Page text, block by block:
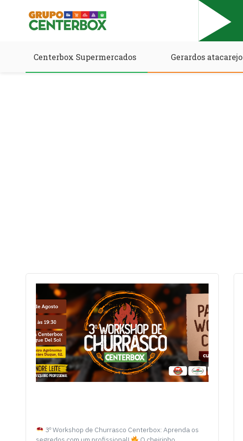
Centerbox Supermercados Gerardos atacarejo
3º Workshop de Churrasco Centerbox: Aprenda os